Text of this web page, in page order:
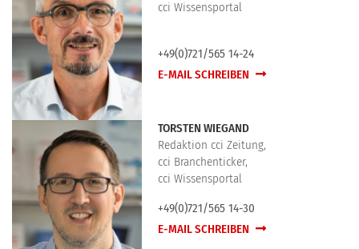
cci Wissensportal
+49(0)721/565 14-24
E-MAIL SCHREIBEN
TORSTEN WIEGAND
Redaktion cci Zeitung,
cci Branchenticker,
cci Wissensportal
+49(0)721/565 14-30
E-MAIL SCHREIBEN